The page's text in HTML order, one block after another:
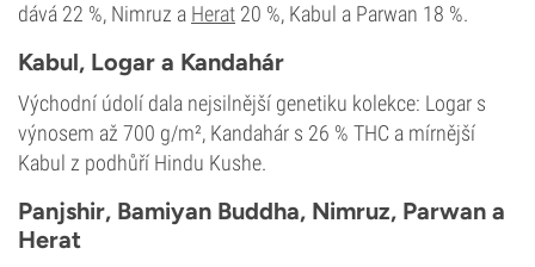
dává 22 %, Nimruz a Herat 20 %, Kabul a Parwan 18 %.
Kabul, Logar a Kandahár
Východní údolí dala nejsilnější genetiku kolekce: Logar s
výnosem až 700 g/m², Kandahár s 26 % THC a mírnější
Kabul z podhůří Hindu Kushe.
Panjshir, Bamiyan Buddha, Nimruz, Parwan a
Herat